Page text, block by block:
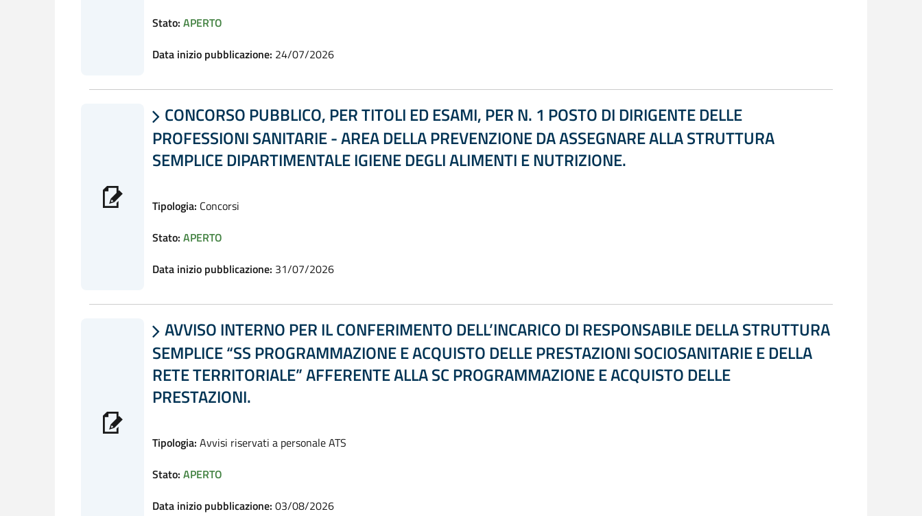
Stato: APERTO
Data inizio pubblicazione: 24/07/2026
 CONCORSO PUBBLICO, PER TITOLI ED ESAMI, PER N. 1 POSTO DI DIRIGENTE DELLE
PROFESSIONI SANITARIE - AREA DELLA PREVENZIONE DA ASSEGNARE ALLA STRUTTURA
SEMPLICE DIPARTIMENTALE IGIENE DEGLI ALIMENTI E NUTRIZIONE.
Tipologia: Concorsi
Stato: APERTO
Data inizio pubblicazione: 31/07/2026
 AVVISO INTERNO PER IL CONFERIMENTO DELL’INCARICO DI RESPONSABILE DELLA STRUTTURA
SEMPLICE “SS PROGRAMMAZIONE E ACQUISTO DELLE PRESTAZIONI SOCIOSANITARIE E DELLA
RETE TERRITORIALE” AFFERENTE ALLA SC PROGRAMMAZIONE E ACQUISTO DELLE
PRESTAZIONI.
Tipologia: Avvisi riservati a personale ATS
Stato: APERTO
Data inizio pubblicazione: 03/08/2026